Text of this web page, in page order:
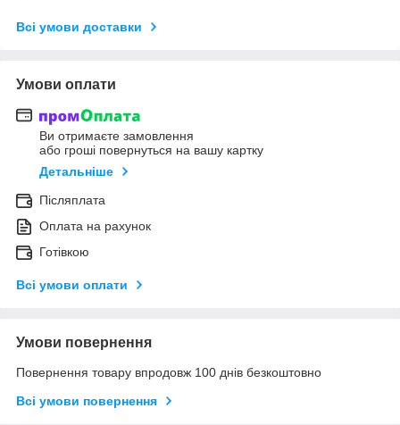
Всі умови доставки
Умови оплати
Ви отримаєте замовлення
або гроші повернуться на вашу картку
Детальніше
Післяплата
Оплата на рахунок
Готівкою
Всі умови оплати
Умови повернення
Повернення товару впродовж 100 днів безкоштовно
Всі умови повернення